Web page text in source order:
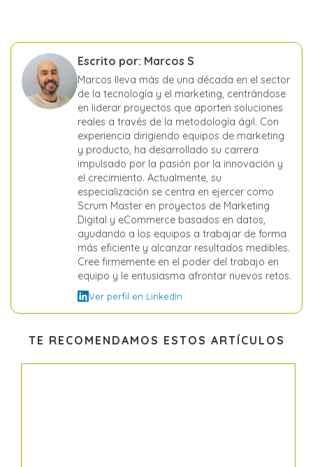
Escrito por: Marcos S
Marcos lleva más de una década en el sector
de la tecnología y el marketing, centrándose
en liderar proyectos que aporten soluciones
reales a través de la metodología ágil. Con
experiencia dirigiendo equipos de marketing
y producto, ha desarrollado su carrera
impulsado por la pasión por la innovación y
el crecimiento. Actualmente, su
especialización se centra en ejercer como
Scrum Master en proyectos de Marketing
Digital y eCommerce basados en datos,
ayudando a los equipos a trabajar de forma
más eficiente y alcanzar resultados medibles.
Cree firmemente en el poder del trabajo en
equipo y le entusiasma afrontar nuevos retos.
Ver perfil en LinkedIn
TE RECOMENDAMOS ESTOS ARTÍCULOS